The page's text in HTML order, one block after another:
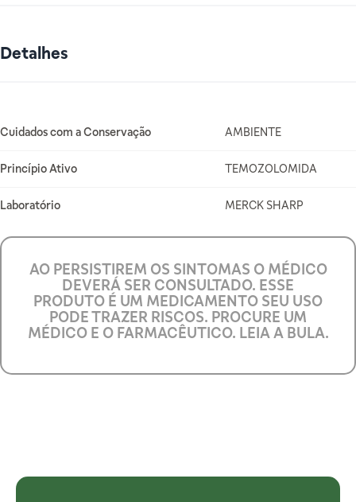
Detalhes
Cuidados com a Conservação
AMBIENTE
Princípio Ativo TEMOZOLOMIDA
Laboratório MERCK SHARP
AO PERSISTIREM OS SINTOMAS O MÉDICO
DEVERÁ SER CONSULTADO. ESSE
PRODUTO É UM MEDICAMENTO SEU USO
PODE TRAZER RISCOS. PROCURE UM
MÉDICO E O FARMACÊUTICO. LEIA A BULA.